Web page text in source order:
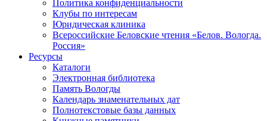
Политика конфиденциальности
Клубы по интересам
Юридическая клиника
Всероссийские Беловские чтения «Белов. Вологда.
Россия»
Ресурсы
Каталоги
Электронная библиотека
Память Вологды
Календарь знаменательных дат
Полнотекстовые базы данных